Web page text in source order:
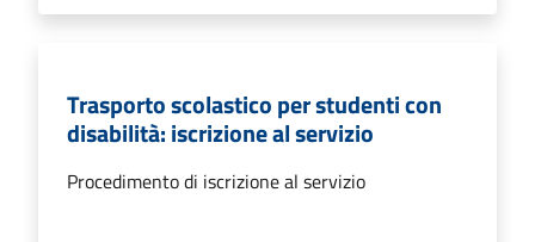
Trasporto scolastico per studenti con
disabilità: iscrizione al servizio
Procedimento di iscrizione al servizio